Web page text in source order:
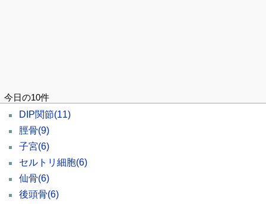
今日の10件
DIP関節(11)
脛骨(9)
子宮(6)
セルトリ細胞(6)
仙骨(6)
後頭骨(6)